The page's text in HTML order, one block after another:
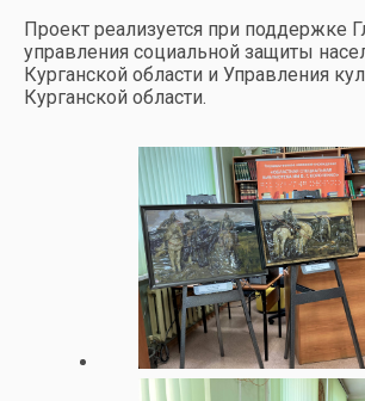
Проект реализуется при поддержке
управления социальной защиты
Курганской области и Управления
Курганской области.